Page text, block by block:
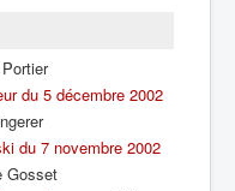
du 5 décembre 2002
du 7 novembre 2002
Gosset